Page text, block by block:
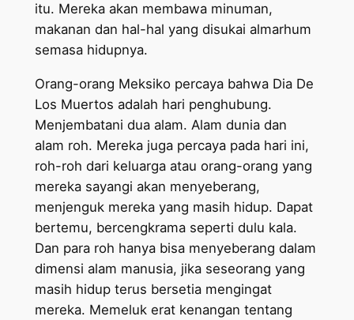
itu. Mereka akan membawa minuman,
makanan dan hal-hal yang disukai almarhum
semasa hidupnya.
Orang-orang Meksiko percaya bahwa Dia De
Los Muertos adalah hari penghubung.
Menjembatani dua alam. Alam dunia dan
alam roh. Mereka juga percaya pada hari ini,
roh-roh dari keluarga atau orang-orang yang
mereka sayangi akan menyeberang,
menjenguk mereka yang masih hidup. Dapat
bertemu, bercengkrama seperti dulu kala.
Dan para roh hanya bisa menyeberang dalam
dimensi alam manusia, jika seseorang yang
masih hidup terus bersetia mengingat
mereka. Memeluk erat kenangan tentang